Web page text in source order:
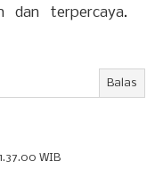
dan terpercaya.
Balas
WIB